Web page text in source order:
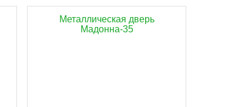
Металлическая дверь
Мадонна-35